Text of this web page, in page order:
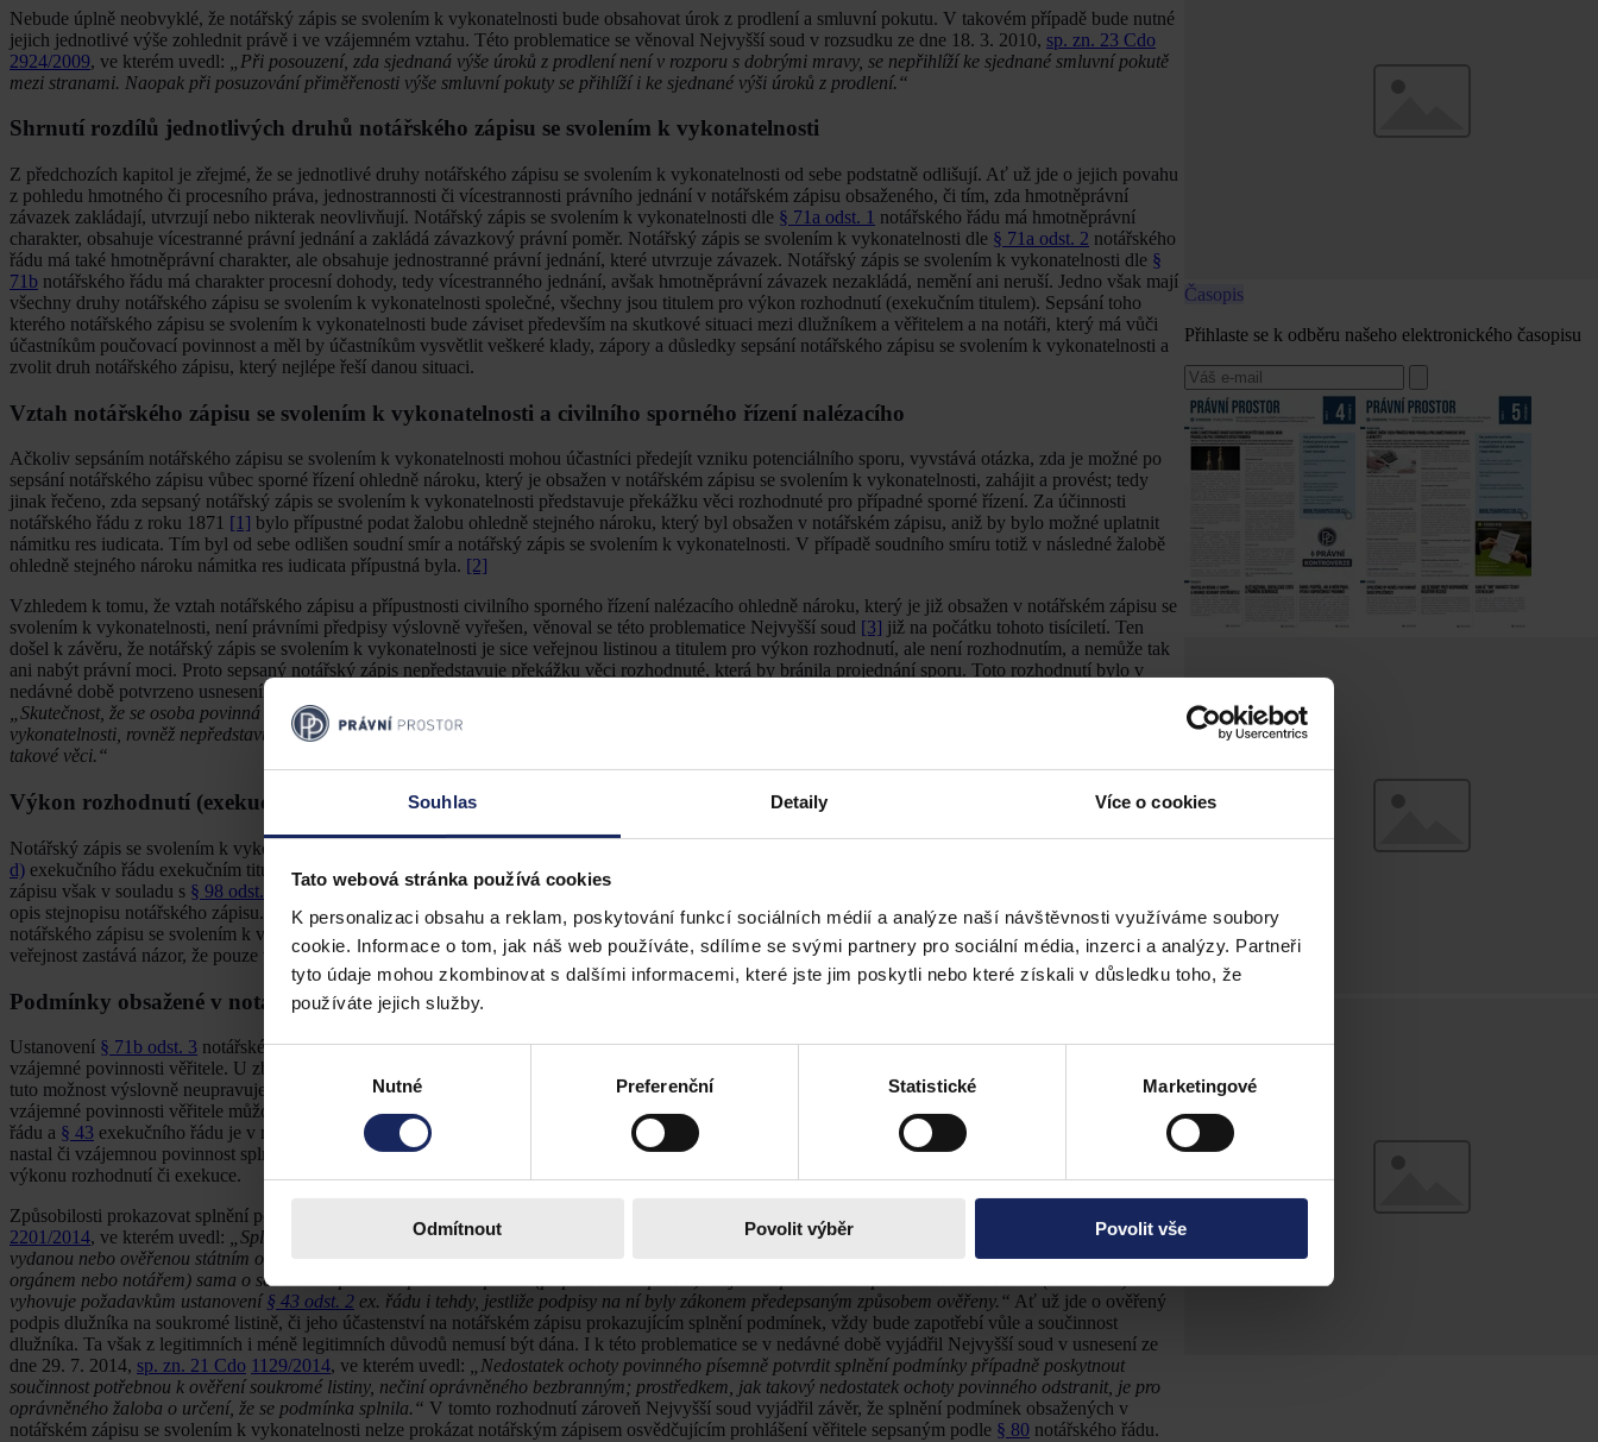
Souhlas Detaily Více o cookies
Tato webová stránka používá cookies
K personalizaci obsahu a reklam, poskytování funkcí sociálních médií a analýze naší návštěvnosti využíváme soubory
cookie. Informace o tom, jak náš web používáte, sdílíme se svými partnery pro sociální média, inzerci a analýzy. Partneři
tyto údaje mohou zkombinovat s dalšími informacemi, které jste jim poskytli nebo které získali v důsledku toho, že
používáte jejich služby.
Výběr
souhlasu
Nutné Preferenční Statistické Marketingové
Odmítnout Povolit výběr Povolit vše
Nebude úplně neobvyklé, že notářský zápis se svolením k vykonatelnosti bude obsahovat úrok z prodlení a smluvní pokutu. V takovém případě bude nutné
jejich jednotlivé výše zohlednit právě i ve vzájemném vztahu. Této problematice se věnoval Nejvyšší soud v rozsudku ze dne 18. 3. 2010, sp. zn. 23 Cdo
2924/2009, ve kterém uvedl:
„Při posouzení, zda sjednaná výše úroků z prodlení není v rozporu s dobrými mravy, se nepřihlíží ke sjednané smluvní pokutě
mezi stranami. Naopak při posuzování přiměřenosti výše smluvní pokuty se přihlíží i ke sjednané výši úroků z prodlení.“
Shrnutí rozdílů jednotlivých druhů notářského zápisu se svolením k vykonatelnosti
Z předchozích kapitol je zřejmé, že se jednotlivé druhy notářského zápisu se svolením k vykonatelnosti od sebe podstatně odlišují. Ať už jde o jejich povahu
z pohledu hmotného či procesního práva, jednostrannosti či vícestrannosti právního jednání v notářském zápisu obsaženého, či tím, zda hmotněprávní
závazek zakládají, utvrzují nebo nikterak neovlivňují. Notářský zápis se svolením k vykonatelnosti dle § 71a odst. 1 notářského řádu má hmotněprávní
charakter, obsahuje vícestranné právní jednání a zakládá závazkový právní poměr. Notářský zápis se svolením k vykonatelnosti dle § 71a odst. 2 notářského
řádu má také hmotněprávní charakter, ale obsahuje jednostranné právní jednání, které utvrzuje závazek. Notářský zápis se svolením k vykonatelnosti dle §
71b notářského řádu má charakter procesní dohody, tedy vícestranného jednání, avšak hmotněprávní závazek nezakládá, nemění ani neruší. Jedno však mají
všechny druhy notářského zápisu se svolením k vykonatelnosti společné, všechny jsou titulem pro výkon rozhodnutí (exekučním titulem). Sepsání toho
kterého notářského zápisu se svolením k vykonatelnosti bude záviset především na skutkové situaci mezi dlužníkem a věřitelem a na notáři, který má vůči
účastníkům poučovací povinnost a měl by účastníkům vysvětlit veškeré klady, zápory a důsledky sepsání notářského zápisu se svolením k vykonatelnosti a
zvolit druh notářského zápisu, který nejlépe řeší danou situaci.
Vztah notářského zápisu se svolením k vykonatelnosti a civilního sporného řízení nalézacího
Ačkoliv sepsáním notářského zápisu se svolením k vykonatelnosti mohou účastníci předejít vzniku potenciálního sporu, vyvstává otázka, zda je možné po
sepsání notářského zápisu vůbec sporné řízení ohledně nároku, který je obsažen v notářském zápisu se svolením k vykonatelnosti, zahájit a provést; tedy
jinak řečeno, zda sepsaný notářský zápis se svolením k vykonatelnosti představuje překážku věci rozhodnuté pro případné sporné řízení. Za účinnosti
notářského řádu z roku 1871 [1] bylo přípustné podat žalobu ohledně stejného nároku, který byl obsažen v notářském zápisu, aniž by bylo možné uplatnit
námitku res iudicata. Tím byl od sebe odlišen soudní smír a notářský zápis se svolením k vykonatelnosti. V případě soudního smíru totiž v následné žalobě
ohledně stejného nároku námitka res iudicata přípustná byla. [2]
Vzhledem k tomu, že vztah notářského zápisu a přípustnosti civilního sporného řízení nalézacího ohledně nároku, který je již obsažen v notářském zápisu se
svolením k vykonatelnosti, není právními předpisy výslovně vyřešen, věnoval se této problematice Nejvyšší soud [3] již na počátku tohoto tisíciletí. Ten
došel k závěru, že notářský zápis se svolením k vykonatelnosti je sice veřejnou listinou a titulem pro výkon rozhodnutí, ale není rozhodnutím, a nemůže tak
ani nabýt právní moci. Proto sepsaný notářský zápis nepředstavuje překážku věci rozhodnuté, která by bránila projednání sporu. Toto rozhodnutí bylo v
nedávné době potvrzeno usnesením Nejvyššího soudu ze dne 11. 2. 2015,
„Skutečnost, že se osoba povinná zavázala poskytnout oprávněné osobě stanovené plnění a že dohoda o tom byla uvedena v notářském zápise se svolením k
vykonatelnosti, rovněž nepředstavuje překážku, která by bránila projednání sporu o stejné plnění před orgánem, do jehož pravomoci náleží projednání
takové věci.“
Výkon rozhodnutí (exekuce) na základě notářského zápisu se svolením k vykonatelnosti
Notářský zápis se svolením k vykonatelnosti je podle
d) exekučního řádu exekučním titulem; tedy je listinou, na základě které lze nařídit a provést soudní výkon rozhodnutí nebo exekuci. Originál notářského
zápisu však v souladu s § 98 odst. 2
notářského řádu zůstává uschován v kovové skříni notáře. Účastníkům je možné vydat stejnopis notářského zápisu nebo
opis stejnopisu notářského zápisu. Vyvstává tak otázka, zda titulem pro výkon rozhodnutí, respektive exekučním titulem, je stejnopis i opis stejnopisu
notářského zápisu se svolením k vykonatelnosti, respektive na základě kterého z nich lze nařídit a provést soudní výkon rozhodnutí či vést exekuci. Odborná
veřejnost zastává názor, že pouze v případě stejnopisu notářského zápisu lze vést výkon rozhodnutí.[4]
Podmínky obsažené v notářském zápisu
Ustanovení § 71b odst. 3 notářského řádu explicitně umožňuje obsáhnout do tzv. procesní dohody se svolením k vykonatelnosti podmínky, doložení času či
vzájemné povinnosti věřitele. U zbývajících dvou druhů notářského zápisu se svolením k vykonatelnosti (
tuto možnost výslovně neupravuje. V jejich případě se postupuje podle občanského práva hmotného. Lze tak shrnout, že podmínky, doložení času či
vzájemné povinnosti věřitele můžou obsahovat všechny druhy notářského zápisu se svolením k vykonatelnosti. V souladu s§ 262
řádu a § 43 exekučního řádu je v rámci soudního výkonu rozhodnutí i exekuce povinností oprávněného prokázat, že podmínka byla splněna, doložený čas
nastal či vzájemnou povinnost splnil. Učinit tak lze listinou vydanou nebo ověřenou státním orgánem nebo notářem, a to ještě před nařízením soudního
výkonu rozhodnutí či exekuce.
Způsobilosti prokazovat splnění podmínek veřejnou a soukromou listinou se věnoval Nejvyšší soud v usnesení ze dne 23. 7. 2014,
2201/2014, ve kterém uvedl:
„Splnění vzájemné povinnosti, popřípadě připravenost ke splnění vzájemné povinnosti, může oprávněný prokázat jen listinou
vydanou nebo ověřenou státním orgánem nebo notářem (nikoli soudním exekutorem); soukromá listina (tj. listina vyhotovená někým jiným než státním
orgánem nebo notářem) sama o sobě není způsobilá prokázat splnění (připravenost splnění) vzájemné povinnosti oprávněného. Uvedená (soukromá) listina
vyhovuje požadavkům ustanovení § 43 odst. 2 ex. řádu i tehdy, jestliže podpisy na ní byly zákonem předepsaným způsobem ověřeny.“ Ať už jde o ověřený
podpis dlužníka na soukromé listině, či jeho účastenství na notářském zápisu prokazujícím splnění podmínek, vždy bude zapotřebí vůle a součinnost
dlužníka. Ta však z legitimních i méně legitimních důvodů nemusí být dána. I k této problematice se v nedávné době vyjádřil Nejvyšší soud v usnesení ze
dne 29. 7. 2014, sp. zn. 21 Cdo 1129/2014, ve kterém uvedl:
„Nedostatek ochoty povinného písemně potvrdit splnění podmínky případně poskytnout
součinnost potřebnou k ověření soukromé listiny, nečiní oprávněného bezbranným; prostředkem, jak takový nedostatek ochoty povinného odstranit, je pro
oprávněného žaloba o určení, že se podmínka splnila.“ V tomto rozhodnutí zároveň Nejvyšší soud vyjádřil závěr, že splnění podmínek obsažených v
notářském zápisu se svolením k vykonatelnosti nelze prokázat notářským zápisem osvědčujícím prohlášení věřitele sepsaným podle § 80 notářského řádu.
Časopis
Přihlaste se k odběru našeho elektronického časopisu